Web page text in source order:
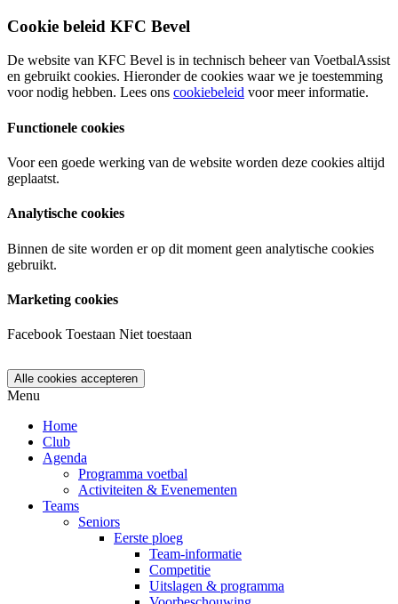
Cookie beleid KFC Bevel
De website van KFC Bevel is in technisch beheer van VoetbalAssist
en gebruikt cookies. Hieronder de cookies waar we je toestemming
voor nodig hebben. Lees ons cookiebeleid voor meer informatie.
Functionele cookies
Voor een goede werking van de website worden deze cookies altijd
geplaatst.
Analytische cookies
Binnen de site worden er op dit moment geen analytische cookies
gebruikt.
Marketing cookies
Facebook Toestaan Niet toestaan
Menu
Home
Club
Agenda
Programma voetbal
Activiteiten & Evenementen
Teams
Seniors
Eerste ploeg
Team-informatie
Competitie
Uitslagen & programma